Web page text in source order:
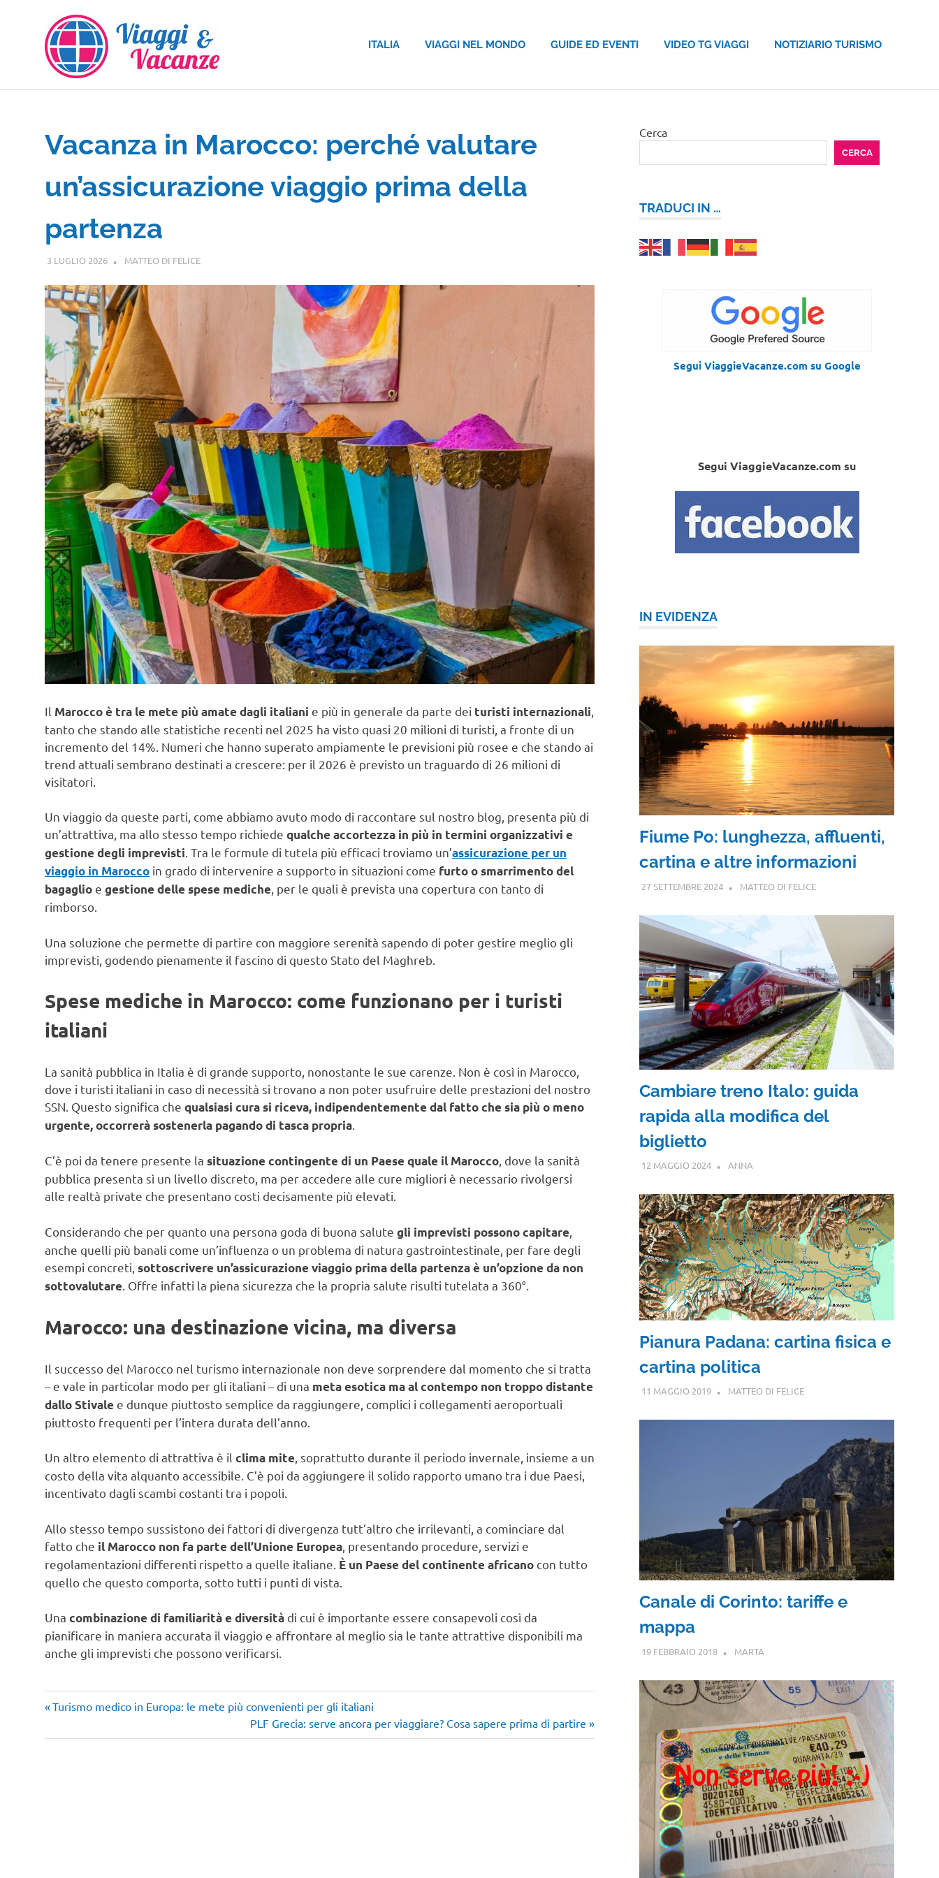
contenuto
ITALIA VIAGGI NEL MONDO GUIDE ED EVENTI VIDEO TG VIAGGI NOTIZIARIO TURISMO
Vacanza in Marocco: perché valutare
un’assicurazione viaggio prima della
partenza
3 LUGLIO 2026 MATTEO DI FELICEGUIDE
Il Marocco è tra le mete più amate dagli italiani e più in generale da parte dei turisti internazionali
tanto che stando alle statistiche recenti nel 2025 ha visto quasi 20 milioni di turisti, a fronte di un
incremento del 14%. Numeri che hanno superato ampiamente le previsioni più rosee e che stando ai
trend attuali sembrano destinati a crescere: per il 2026 è previsto un traguardo di 26 milioni di
visitatori.
Un viaggio da queste parti, come abbiamo avuto modo di raccontare sul nostro blog, presenta più di
un’attrattiva, ma allo stesso tempo richiede qualche accortezza in più in termini organizzativi e
gestione degli imprevisti . Tra le formule di tutela più efficaci troviamo un’assicurazione per un
viaggio in Marocco in grado di intervenire a supporto in situazioni come furto o smarrimento del
bagaglio e gestione delle spese mediche , per le quali è prevista una copertura con tanto di
rimborso.
Una soluzione che permette di partire con maggiore serenità sapendo di poter gestire meglio gli
imprevisti, godendo pienamente il fascino di questo Stato del Maghreb.
Spese mediche in Marocco: come funzionano per i turisti
italiani
La sanità pubblica in Italia è di grande supporto, nonostante le sue carenze. Non è così in Marocco,
dove i turisti italiani in caso di necessità si trovano a non poter usufruire delle prestazioni del nostro
SSN. Questo significa che qualsiasi cura si riceva, indipendentemente dal fatto che sia più o meno
urgente, occorrerà sostenerla pagando di tasca propria
C’è poi da tenere presente la situazione contingente di un Paese quale il Marocco , dove la sanità
pubblica presenta sì un livello discreto, ma per accedere alle cure migliori è necessario rivolgersi
alle realtà private che presentano costi decisamente più elevati.
Considerando che per quanto una persona goda di buona salute gli imprevisti possono capitare
anche quelli più banali come un’influenza o un problema di natura gastrointestinale, per fare degli
esempi concreti, sottoscrivere un’assicurazione viaggio prima della partenza è un’opzione da non
sottovalutare . Offre infatti la piena sicurezza che la propria salute risulti tutelata a 360°.
Marocco: una destinazione vicina, ma diversa
Il successo del Marocco nel turismo internazionale non deve sorprendere dal momento che si tratta
– e vale in particolar modo per gli italiani – di una meta esotica ma al contempo non troppo distante
dallo Stivale e dunque piuttosto semplice da raggiungere, complici i collegamenti aeroportuali
piuttosto frequenti per l’intera durata dell’anno.
Un altro elemento di attrattiva è il clima mite , soprattutto durante il periodo invernale, insieme a un
costo della vita alquanto accessibile. C’è poi da aggiungere il solido rapporto umano tra i due Paesi,
incentivato dagli scambi costanti tra i popoli.
Allo stesso tempo sussistono dei fattori di divergenza tutt’altro che irrilevanti, a cominciare dal
fatto che il Marocco non fa parte dell’Unione Europea , presentando procedure, servizi e
regolamentazioni differenti rispetto a quelle italiane. È un Paese del continente africano con tutto
quello che questo comporta, sotto tutti i punti di vista.
Una combinazione di familiarità e diversità di cui è importante essere consapevoli così da
pianificare in maniera accurata il viaggio e affrontare al meglio sia le tante attrattive disponibili ma
anche gli imprevisti che possono verificarsi.
Navigazione
articoli
Articolo
Turismo medico in Europa: le mete più convenienti per gli italiani
Articolo
successivo:
PLF Grecia: serve ancora per viaggiare? Cosa sapere prima di partire
Cerca
CERCA
TRADUCI IN …
Segui ViaggieVacanze.com su Google
Segui ViaggieVacanze.com su
IN EVIDENZA
Fiume Po: lunghezza, affluenti,
cartina e altre informazioni
27 SETTEMBRE 2024 MATTEO DI FELICE
Cambiare treno Italo: guida
rapida alla modifica del
biglietto
12 MAGGIO 2024 ANNA
Pianura Padana: cartina fisica e
cartina politica
11 MAGGIO 2019 MATTEO DI FELICE
Canale di Corinto: tariffe e
mappa
19 FEBBRAIO 2018 MARTA